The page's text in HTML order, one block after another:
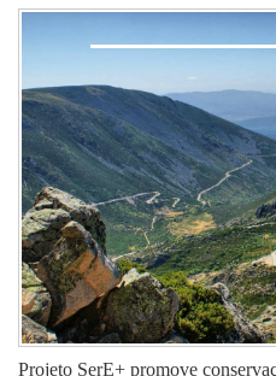
Projeto SerE+ promove